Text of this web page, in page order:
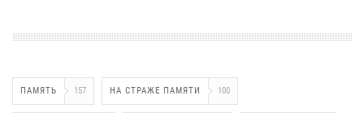
ПАМЯТЬ 157 НА СТРАЖЕ ПАМЯТИ 100